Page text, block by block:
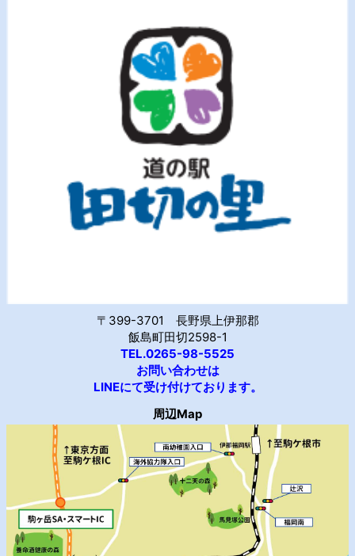
〒399-3701 長野県上伊那郡
飯島町田切2598-1
TEL.0265-98-5525
お問い合わせは
LINEにて受け付けております。
周辺Map